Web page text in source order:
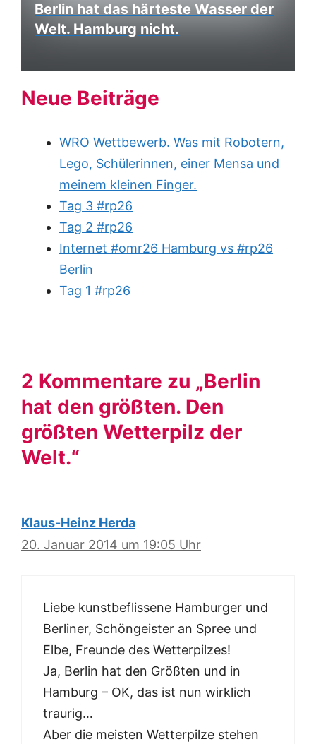
Berlin hat das härteste Wasser der
Welt. Hamburg nicht.
Neue Beiträge
WRO Wettbewerb. Was mit Robotern,
Lego, Schülerinnen, einer Mensa und
meinem kleinen Finger.
Tag 3 #rp26
Tag 2 #rp26
Internet #omr26 Hamburg vs #rp26
Berlin
Tag 1 #rp26
2 Kommentare zu „Berlin
hat den größten. Den
größten Wetterpilz der
Welt.“
Klaus-Heinz Herda
20. Januar 2014 um 19:05 Uhr
Liebe kunstbeflissene Hamburger und
Berliner, Schöngeister an Spree und
Elbe, Freunde des Wetterpilzes!
Ja, Berlin hat den Größten und in
Hamburg – OK, das ist nun wirklich
traurig…
Aber die meisten Wetterpilze stehen